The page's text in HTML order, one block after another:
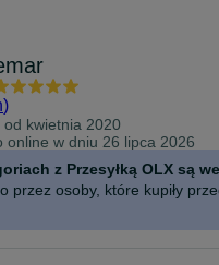
)
od kwietnia 2020
online w dniu 26 lipca 2026
z Przesyłką OLX są
przez osoby, które kupiły